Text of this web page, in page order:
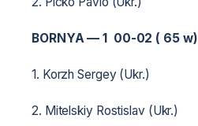
BORNYA — 1 00-02 ( 65 w)
1. Korzh Sergey (Ukr.)
2. Mitelskiy Rostislav (Ukr.)